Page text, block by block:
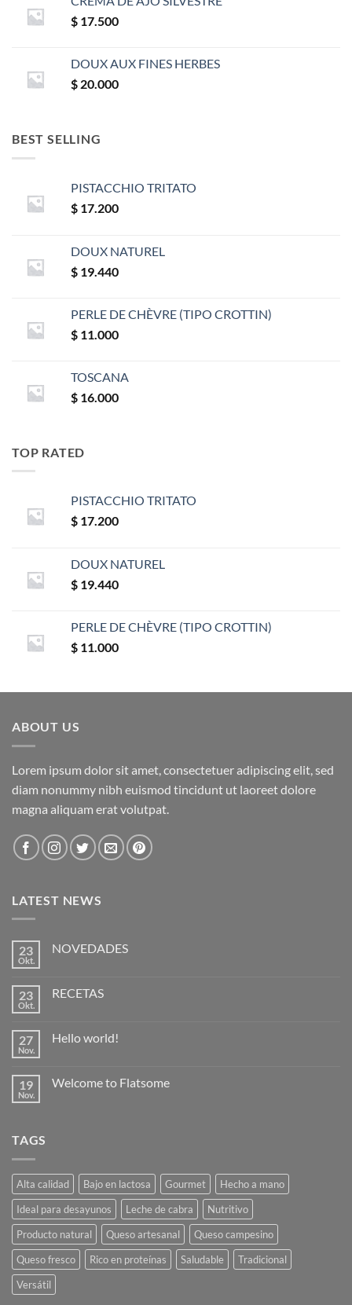
$ 17.500
DOUX AUX FINES HERBES
$ 20.000
BEST SELLING
PISTACCHIO TRITATO
$ 17.200
DOUX NATUREL
$ 19.440
PERLE DE CHÈVRE (TIPO CROTTIN)
$ 11.000
TOSCANA
$ 16.000
TOP RATED
PISTACCHIO TRITATO
$ 17.200
DOUX NATUREL
$ 19.440
PERLE DE CHÈVRE (TIPO CROTTIN)
$ 11.000
ABOUT US
Lorem ipsum dolor sit amet, consectetuer adipiscing elit, sed
diam nonummy nibh euismod tincidunt ut laoreet dolore
magna aliquam erat volutpat.
LATEST NEWS
23
Okt.
NOVEDADES
NOVEDADES
23
Okt.
RECETAS
RECETAS
27
Nov.
Hello world!
Hello
19
Nov.
Welcome to Flatsome
TAGS
Alta calidad Bajo en lactosa Gourmet
Hecho a mano
Ideal para desayunos
Leche de cabra
Nutritivo
Producto natural
Queso artesanal
Queso campesino
Queso fresco
Rico en proteínas Saludable
Tradicional
Versátil